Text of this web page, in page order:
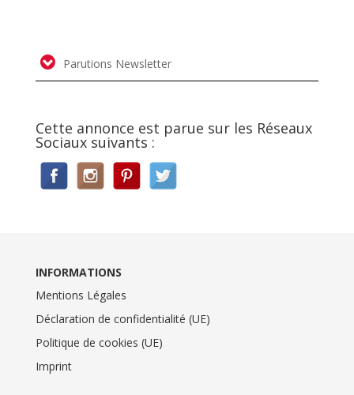
Parutions Newsletter
Cette annonce est parue sur les Réseaux
Sociaux suivants :
INFORMATIONS
Mentions Légales
Déclaration de confidentialité (UE)
Politique de cookies (UE)
Imprint